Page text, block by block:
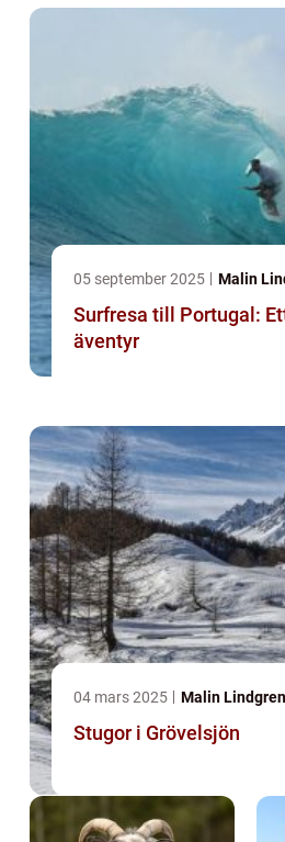
05 september 2025 Malin
Surfresa till Portugal:
äventyr
04 mars 2025 Malin Lindgren
Stugor i Grövelsjön